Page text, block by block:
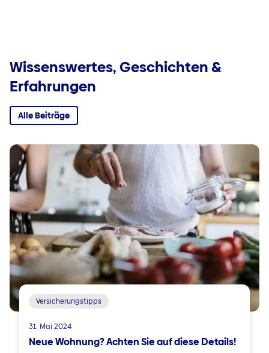
Wissenswertes, Geschichten &
Erfahrungen
Alle Beiträge
Versicherungstipps
31. Mai 2024
Neue Wohnung? Achten Sie auf diese Details!